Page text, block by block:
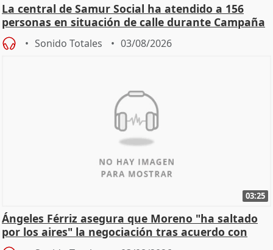
La central de Samur Social ha atendido a 156
personas en situación de calle durante Campaña
de Calor
Sonido Totales 03/08/2026
03:25
Ángeles Férriz asegura que Moreno "ha saltado
por los aires" la negociación tras acuerdo con
SMA